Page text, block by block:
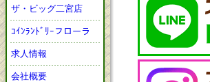
ザ・ビッグ二宮店
ｺｲﾝﾗﾝﾄﾞﾘｰフローラ
求人情報
会社概要